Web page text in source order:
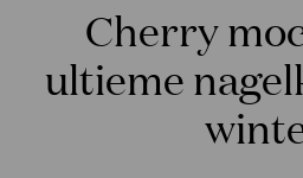
Cherry
ultieme